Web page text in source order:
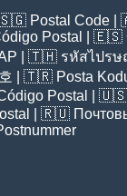
🇸🇬 Postal Code |
Postal | 🇪🇸
| 🇹🇭 รหัสไปร
| 🇹🇷 Posta
Postal | 🇺🇸
| 🇷🇺